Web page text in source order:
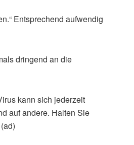
Entsprechend aufwendig
dringend an die
kann sich jederzeit
auf andere. Halten Sie